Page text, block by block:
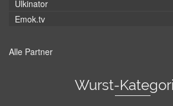
Ulkinator
Emok.tv
Alle Partner
Wurst-